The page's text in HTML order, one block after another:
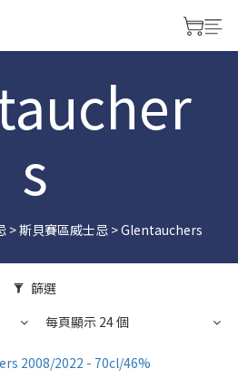
s
>斯貝賽區威士忌 >Glentauchers
篩選
每頁顯示 24 個